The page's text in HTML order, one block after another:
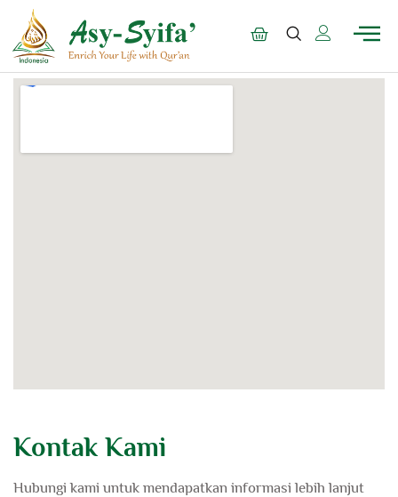
Kontak Kami
Hubungi kami untuk mendapatkan informasi lebih lanjut